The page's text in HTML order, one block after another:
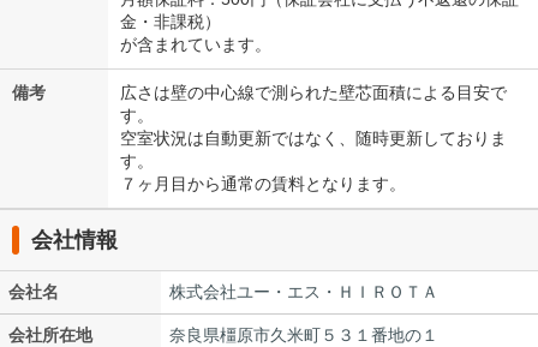
金・非課税）
が含まれています。
備考
広さは壁の中心線で測られた壁芯面積による目安で
す。
空室状況は自動更新ではなく、随時更新しておりま
す。
７ヶ月目から通常の賃料となります。
会社情報
会社名 株式会社ユー・エス・ＨＩＲＯＴＡ
会社所在地 奈良県橿原市久米町５３１番地の１